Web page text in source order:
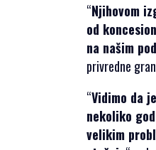
“Njihovom
od
na našim
privredne
“Vidimo da
nekoliko
velikim